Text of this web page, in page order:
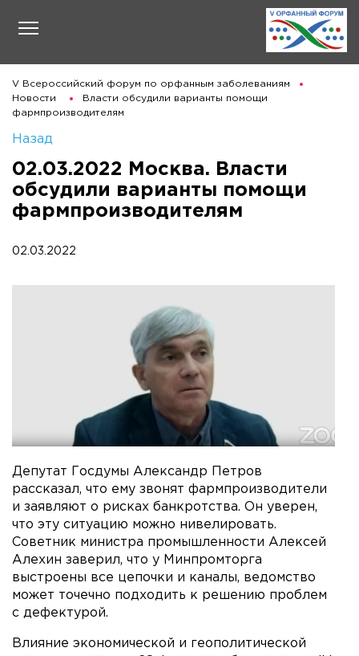
V Всероссийский форум по орфанным заболеваниям
Новости
Власти обсудили варианты помощи
фармпроизводителям
Назад
02.03.2022 Москва. Власти
обсудили варианты помощи
фармпроизводителям
02.03.2022
Депутат Госдумы Александр Петров
рассказал, что ему звонят фармпроизводители
и заявляют о рисках банкротства. Он уверен,
что эту ситуацию можно нивелировать.
Советник министра промышленности Алексей
Алехин заверил, что у Минпромторга
выстроены все цепочки и каналы, ведомство
может точечно подходить к решению проблем
с дефектурой.
Влияние экономической и геополитической